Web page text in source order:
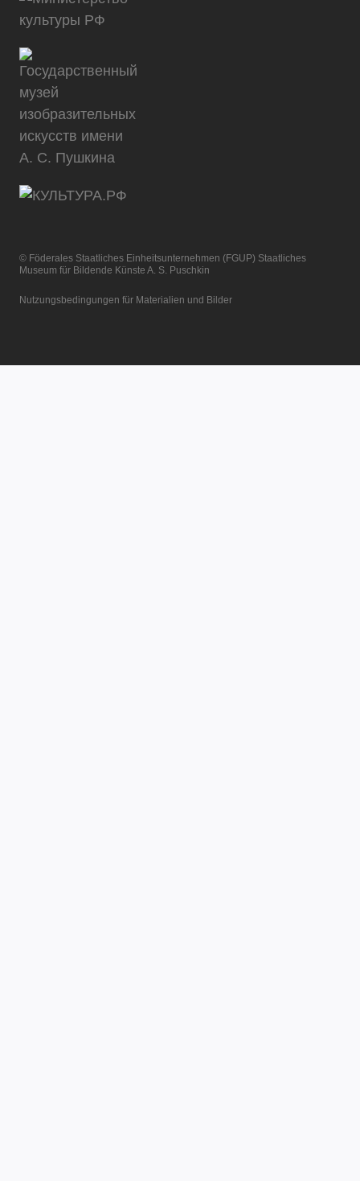
© Föderales Staatliches Einheitsunternehmen (FGUP) Staatliches
Museum für Bildende Künste A. S. Puschkin
Nutzungsbedingungen für Materialien und Bilder